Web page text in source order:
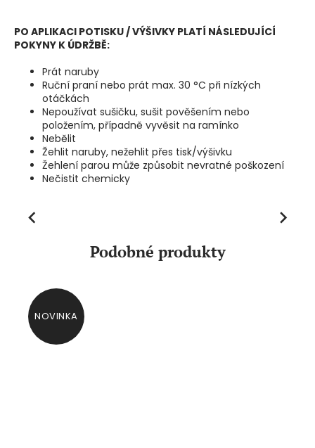
PO APLIKACI POTISKU / VÝŠIVKY PLATÍ NÁSLEDUJÍCÍ
POKYNY K ÚDRŽBĚ:
Prát naruby
Ruční praní nebo prát max. 30 °C při nízkých
otáčkách
Nepoužívat sušičku, sušit pověšením nebo
položením, případně vyvěsit na ramínko
Nebělit
Žehlit naruby, nežehlit přes tisk/výšivku
Žehlení parou může způsobit nevratné poškození
Nečistit chemicky
Podobné produkty
Previous
NOVINKA
Next